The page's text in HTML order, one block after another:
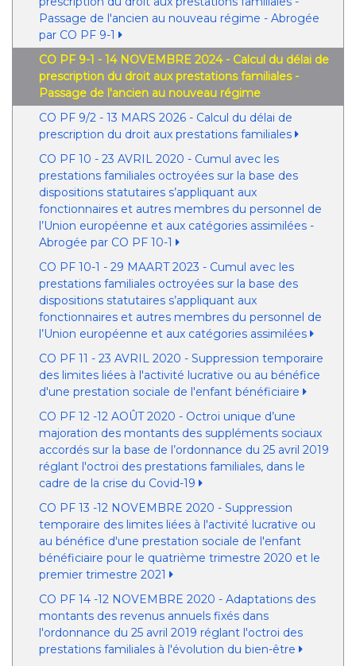
Passage de l'ancien au nouveau régime - Abrogée
par CO PF 9-1
CO PF 9-1 - 14 NOVEMBRE 2024 - Calcul du délai de
prescription du droit aux prestations familiales -
Passage de l'ancien au nouveau régime
CO PF 9/2 - 13 MARS 2026 - Calcul du délai de
prescription du droit aux prestations familiales
CO PF 10 - 23 AVRIL 2020 - Cumul avec les
prestations familiales octroyées sur la base des
dispositions statutaires s’appliquant aux
fonctionnaires et autres membres du personnel de
l’Union européenne et aux catégories assimilées -
Abrogée par CO PF 10-1
CO PF 10-1 - 29 MAART 2023 - Cumul avec les
prestations familiales octroyées sur la base des
dispositions statutaires s’appliquant aux
fonctionnaires et autres membres du personnel de
l’Union européenne et aux catégories assimilées
CO PF 11 - 23 AVRIL 2020 - Suppression temporaire
des limites liées à l'activité lucrative ou au bénéfice
d'une prestation sociale de l'enfant bénéficiaire
CO PF 12 -12 AOÛT 2020 - Octroi unique d’une
majoration des montants des suppléments sociaux
accordés sur la base de l’ordonnance du 25 avril 2019
réglant l'octroi des prestations familiales, dans le
cadre de la crise du Covid-19
CO PF 13 -12 NOVEMBRE 2020 - Suppression
temporaire des limites liées à l'activité lucrative ou
au bénéfice d'une prestation sociale de l'enfant
bénéficiaire pour le quatrième trimestre 2020 et le
premier trimestre 2021
CO PF 14 -12 NOVEMBRE 2020 - Adaptations des
montants des revenus annuels fixés dans
l'ordonnance du 25 avril 2019 réglant l'octroi des
prestations familiales à l'évolution du bien-être